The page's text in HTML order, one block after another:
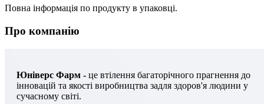
Повна інформація по продукту в упаковці.
Про компанію
Юніверс Фарм - це втілення багаторічного прагнення до
інновацій та якості виробництва задля здоров'я людини у
сучасному світі.